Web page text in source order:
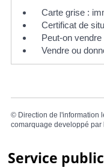
Carte grise :
Certificat de
Peut-on
Vendre ou
© Direction de l'information
comarquage developpé par
Service